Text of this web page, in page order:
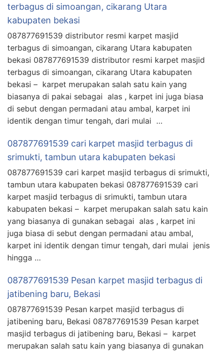
terbagus di simoangan, cikarang Utara
kabupaten bekasi
087877691539 distributor resmi karpet masjid
terbagus di simoangan, cikarang Utara kabupaten
bekasi 087877691539 distributor resmi karpet masjid
terbagus di simoangan, cikarang Utara kabupaten
bekasi – karpet merupakan salah satu kain yang
biasanya di pakai sebagai alas , karpet ini juga biasa
di sebut dengan permadani atau ambal, karpet ini
identik dengan timur tengah, dari mulai …
087877691539 cari karpet masjid terbagus di
srimukti, tambun utara kabupaten bekasi
087877691539 cari karpet masjid terbagus di srimukti,
tambun utara kabupaten bekasi 087877691539 cari
karpet masjid terbagus di srimukti, tambun utara
kabupaten bekasi – karpet merupakan salah satu kain
yang biasanya di gunakan sebagai alas , karpet ini
juga biasa di sebut dengan permadani atau ambal,
karpet ini identik dengan timur tengah, dari mulai jenis
hingga …
087877691539 Pesan karpet masjid terbagus di
jatibening baru, Bekasi
087877691539 Pesan karpet masjid terbagus di
jatibening baru, Bekasi 087877691539 Pesan karpet
masjid terbagus di jatibening baru, Bekasi – karpet
merupakan salah satu kain yang biasanya di gunakan